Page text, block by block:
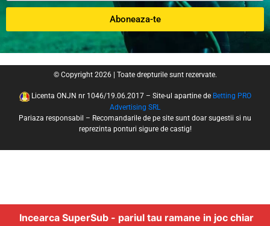
Incearca SuperSub - pariul tau ramane in joc chiar
Aboneaza-te
© Copyright 2026 | Toate drepturile sunt rezervate.
Licenta ONJN nr 1046/19.06.2017 – Site-ul apartine de Betting PRO
Advertising SRL
Pariaza responsabil – Recomandarile de pe site sunt doar sugestii si nu
reprezinta ponturi sigure de castig!